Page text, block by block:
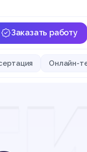
Заказать работу
Онлайн-